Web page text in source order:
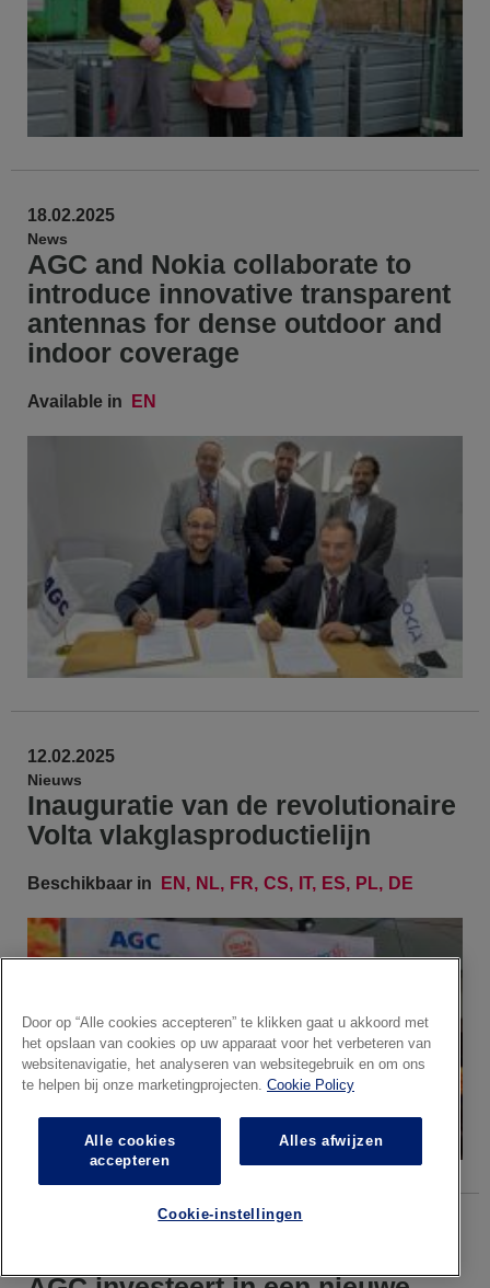
18.02.2025
News
AGC and Nokia collaborate to
introduce innovative transparent
antennas for dense outdoor and
indoor coverage
Available in EN
12.02.2025
Nieuws
Inauguratie van de revolutionaire
Volta vlakglasproductielijn
Beschikbaar in EN NL FR CS IT ES PL DE
Door op “Alle cookies accepteren” te klikken gaat u akkoord met
het opslaan van cookies op uw apparaat voor het verbeteren van
websitenavigatie, het analyseren van websitegebruik en om ons
te helpen bij onze marketingprojecten. Cookie Policy
Alle cookies
accepteren
Alles afwijzen
Cookie-instellingen